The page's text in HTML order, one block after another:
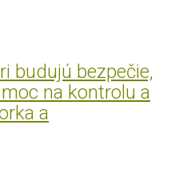
budujú bezpečie,
na kontrolu a
a